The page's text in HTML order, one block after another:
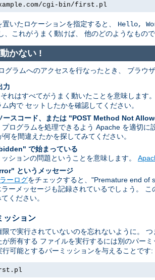
cgi-bin/first.pl
いたロケーションを指定すると、 Hello,
、これがうまく動けば、 他のどのようなもの
かない !
グラムへのアクセスを行なったとき、 ブラウ
力
れはすべてがうまく動いたことを意味します
内で セットしたかを確認してください。
ースコード、または "POST Method Not
プログラムを処理できるよう Apache を適切に
何を間違えたかを探してみてください。
で始まっている
ションの問題ということを意味します。
というメッセージ
ーログをチェックすると、"Premature end of
ーメッセージも記録されているでしょう。
ください。
ッション
で実行されていないのを忘れないように。
が所有する ファイルを実行するには別のパーミ
行可能とするパーミッションを与えることです: